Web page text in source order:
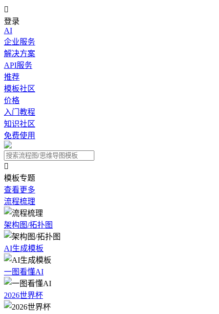

登录
AI
企业服务
解决方案
API服务
推荐
模板社区
价格
入门教程
知识社区
免费使用

模板专题
查看更多
流程梳理
架构图/拓扑图
AI生成模板
一图看懂AI
2026世界杯